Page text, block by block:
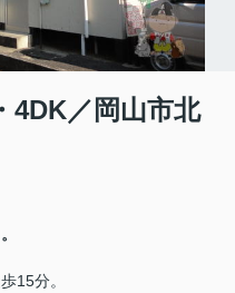
4DK／岡山市北
15分。